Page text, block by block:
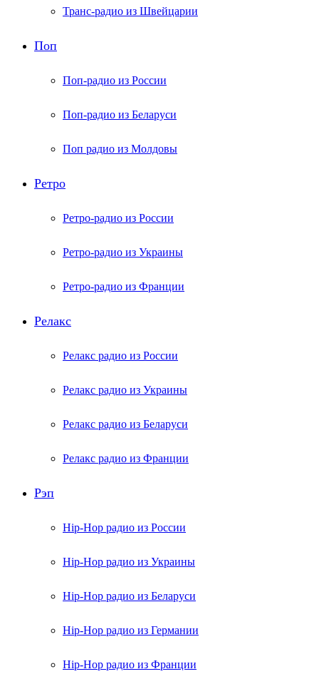
Транс-радио из Швейцарии
Поп
Поп-радио из России
Поп-радио из Беларуси
Поп радио из Молдовы
Ретро
Ретро-радио из России
Ретро-радио из Украины
Ретро-радио из Франции
Релакс
Релакс радио из России
Релакс радио из Украины
Релакс радио из Беларуси
Релакс радио из Франции
Рэп
Hip-Hop радио из России
Hip-Hop радио из Украины
Hip-Hop радио из Беларуси
Hip-Hop радио из Германии
Hip-Hop радио из Франции